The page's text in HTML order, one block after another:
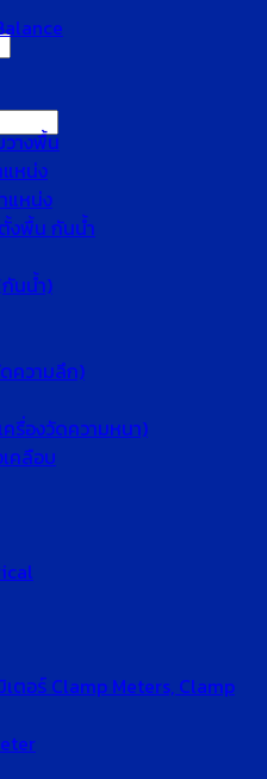
างพื้น
แหน่ง
แหน่ง
งพื้น กันน้ำ
นน้ำ)
ความลึก)
รื่องวัดความหนา)
คลือบ
ตอร์ Clamp Meters, Clamp